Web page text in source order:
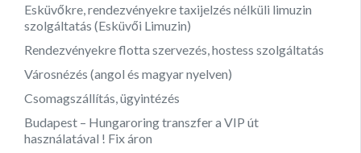
Esküvőkre, rendezvényekre taxijelzés nélküli limuzin
szolgáltatás (Esküvői Limuzin)
Rendezvényekre flotta szervezés, hostess szolgáltatás
Városnézés (angol és magyar nyelven)
Csomagszállítás, ügyintézés
Budapest – Hungaroring transzfer a VIP út
használatával ! Fix áron